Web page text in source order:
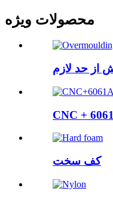
محصولات ویژه
از حد لازم
CNC +
کف سخت